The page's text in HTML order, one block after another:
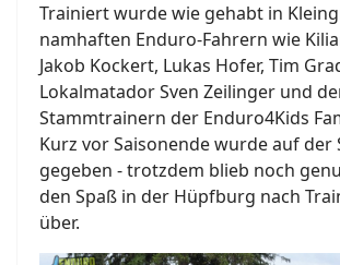
Trainiert wurde wie gehabt in
namhaften Enduro-Fahrern wie
Jakob Kockert, Lukas Hofer, Tim
Lokalmatador Sven Zeilinger und
Stammtrainern der Enduro4Kids
Kurz vor Saisonende wurde auf der
gegeben - trotzdem blieb noch
den Spaß in der Hüpfburg nach
über.